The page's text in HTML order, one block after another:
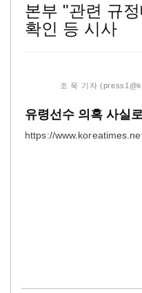
본부 "관련 규
확인 등 시사
조 욱 기자
유령선수 의혹 사실
https://